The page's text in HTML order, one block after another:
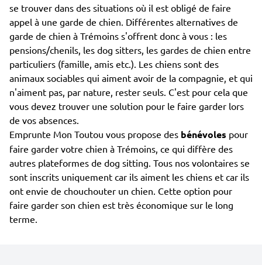
se trouver dans des situations où il est obligé de faire
appel à une garde de chien. Différentes alternatives de
garde de chien à Trémoins s'offrent donc à vous : les
pensions/chenils, les dog sitters, les gardes de chien entre
particuliers (famille, amis etc.). Les chiens sont des
animaux sociables qui aiment avoir de la compagnie, et qui
n'aiment pas, par nature, rester seuls. C'est pour cela que
vous devez trouver une solution pour le faire garder lors
de vos absences.
Emprunte Mon Toutou vous propose des bénévoles pour
faire garder votre chien à Trémoins, ce qui diffère des
autres plateformes de dog sitting. Tous nos volontaires se
sont inscrits uniquement car ils aiment les chiens et car ils
ont envie de chouchouter un chien. Cette option pour
faire garder son chien est très économique sur le long
terme.